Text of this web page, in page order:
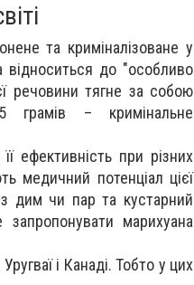
та криміналізоване у
відноситься до "особливо
речовини тягне за собою
5 грамів – кримінальне
ефективність при різних
медичний потенціал цієї
дим чи пар та кустарний
марихуана
і Канаді. Тобто у цих